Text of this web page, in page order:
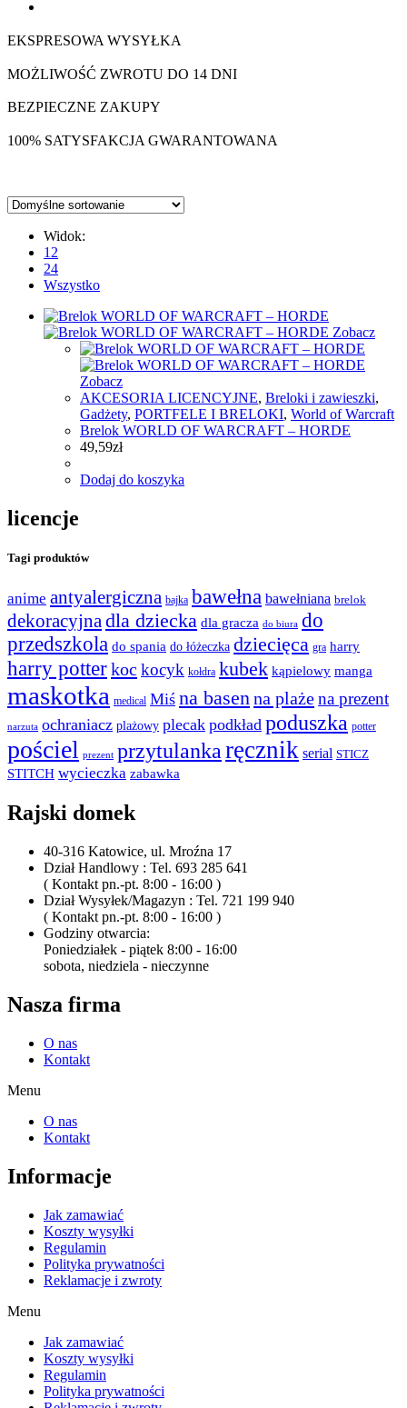
EKSPRESOWA WYSYŁKA
MOŻLIWOŚĆ ZWROTU DO 14 DNI
BEZPIECZNE ZAKUPY
100% SATYSFAKCJA GWARANTOWANA
Widok:
12
24
Wszystko
Zobacz
Zobacz
AKCESORIA LICENCYJNE, Breloki i zawieszki,
Gadżety, PORTFELE I BRELOKI, World of Warcraft
Brelok WORLD OF WARCRAFT – HORDE
49,59zł
Dodaj do koszyka
licencje
Tagi produktów
anime antyalergiczna bajka bawełna bawełniana brelok
dekoracyjna dla dziecka dla gracza do biura do
przedszkola do spania do łóżeczka dziecięca gra harry
harry potterkoc kocyk kołdra kubek kąpielowy manga
maskotka medical Miś na basenna plażena prezent
narzuta ochraniacz plażowy plecak podkład poduszka potter
pościel prezent przytulankaręcznik serial STICZ
STITCH wycieczka zabawka
Rajski domek
40-316 Katowice, ul. Mroźna 17
Dział Handlowy : Tel. 693 285 641
( Kontakt pn.-pt. 8:00 - 16:00 )
Dział Wysyłek/Magazyn : Tel. 721 199 940
( Kontakt pn.-pt. 8:00 - 16:00 )
Godziny otwarcia:
Poniedziałek - piątek 8:00 - 16:00
sobota, niedziela - nieczynne
Nasza firma
O nas
Kontakt
Menu
O nas
Kontakt
Informacje
Jak zamawiać
Koszty wysyłki
Regulamin
Polityka prywatności
Reklamacje i zwroty
Menu
Jak zamawiać
Koszty wysyłki
Regulamin
Polityka prywatności